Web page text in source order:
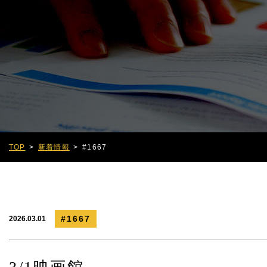
TOP 新着情報 #1667
2026.03.01 #1667